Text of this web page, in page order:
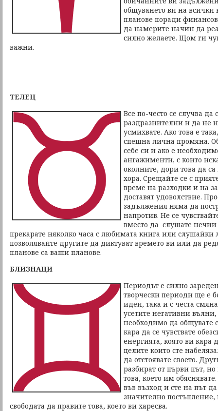
общуването ви на всички
планове поради
да намерите начин да
силно желаете. Щом ги
важни.
ТЕЛЕЦ
Все по-често се случва да
раздразнителни и да не
усмихвате. Ако това е
спешна лична промяна.
себе си и ако е
ангажименти, с които
околните, дори това да
хора. Срещайте се с
време на разходки и на
доставят удоволствие.
задължения няма да
напротив. Не се
вместо да слушате
прекарате няколко часа с любимата книга или
позволявайте другите да диктуват времето ви или да
планове са ваши планове.
БЛИЗНАЦИ
Периодът е силно
творчески периоди ще е
идеи, така и с честа
усетите негативни
необходимо да общувате
кара да се чувствате
енергията, която ви
целите които сте
да отстоявате своето.
разбират от първи път,
това, което им
във възход и сте на път
значително
свободата да правите това, което ви харесва.